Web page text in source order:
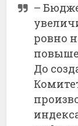
–
ровно
До